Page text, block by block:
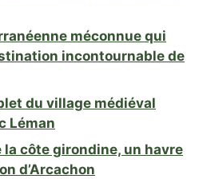
méconnue qui
incontournable de
du village médiéval
Léman
la côte girondine, un havre
d’Arcachon